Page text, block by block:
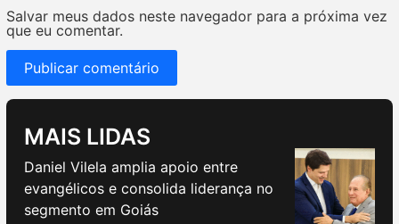
Salvar meus dados neste navegador para a próxima vez
que eu comentar.
MAIS LIDAS
Daniel Vilela amplia apoio entre
evangélicos e consolida liderança no
segmento em Goiás